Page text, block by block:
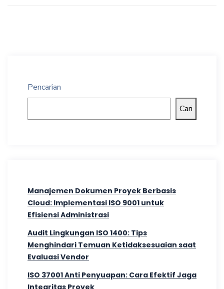
Pencarian
Cari
Manajemen Dokumen Proyek Berbasis
Cloud: Implementasi ISO 9001 untuk
Efisiensi Administrasi
Audit Lingkungan ISO 1400: Tips
Menghindari Temuan Ketidaksesuaian saat
Evaluasi Vendor
ISO 37001 Anti Penyuapan: Cara Efektif Jaga
Integritas Proyek